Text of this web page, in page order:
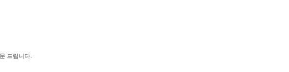
드립니다.